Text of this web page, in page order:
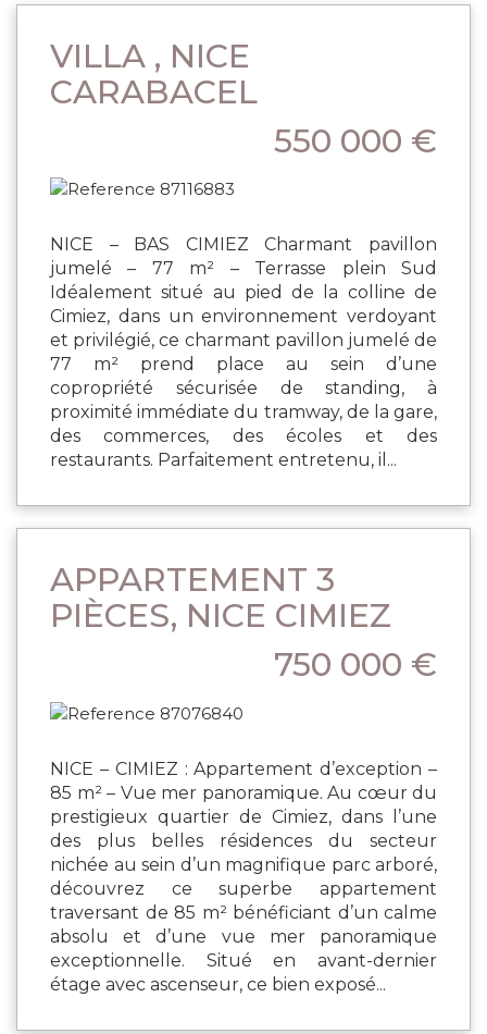
VILLA , NICE
CARABACEL
550 000 €
NICE – BAS CIMIEZ Charmant pavillon
jumelé – 77 m² – Terrasse plein Sud
Idéalement situé au pied de la colline de
Cimiez, dans un environnement verdoyant
et privilégié, ce charmant pavillon jumelé de
77 m² prend place au sein d’une
copropriété sécurisée de standing, à
proximité immédiate du tramway, de la gare,
des commerces, des écoles et des
restaurants. Parfaitement entretenu, il...
APPARTEMENT 3
PIÈCES, NICE CIMIEZ
750 000 €
NICE – CIMIEZ : Appartement d’exception –
85 m² – Vue mer panoramique. Au cœur du
prestigieux quartier de Cimiez, dans l’une
des plus belles résidences du secteur
nichée au sein d’un magnifique parc arboré,
découvrez ce superbe appartement
traversant de 85 m² bénéficiant d’un calme
absolu et d’une vue mer panoramique
exceptionnelle. Situé en avant-dernier
étage avec ascenseur, ce bien exposé...